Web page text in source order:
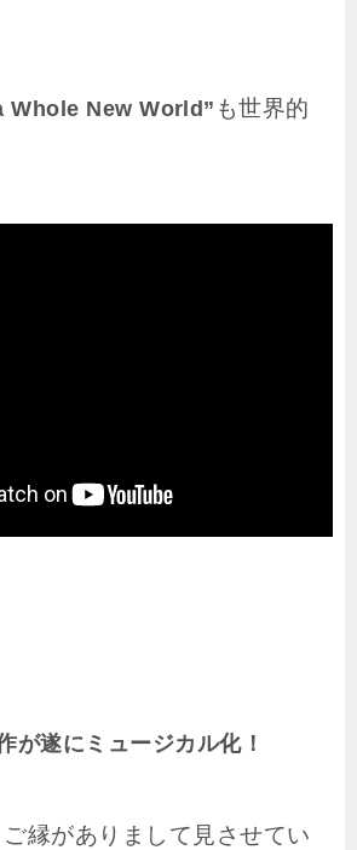
Whole New World” も世界的
が遂にミュージカル化！
縁がありまして見させてい